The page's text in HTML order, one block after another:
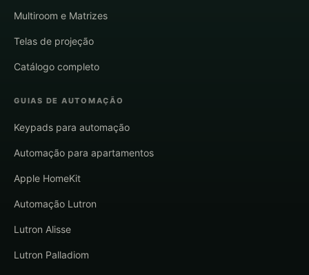
Multiroom e Matrizes
Telas de projeção
Catálogo completo
GUIAS DE AUTOMAÇÃO
Keypads para automação
Automação para apartamentos
Apple HomeKit
Automação Lutron
Lutron Alisse
Lutron Palladiom